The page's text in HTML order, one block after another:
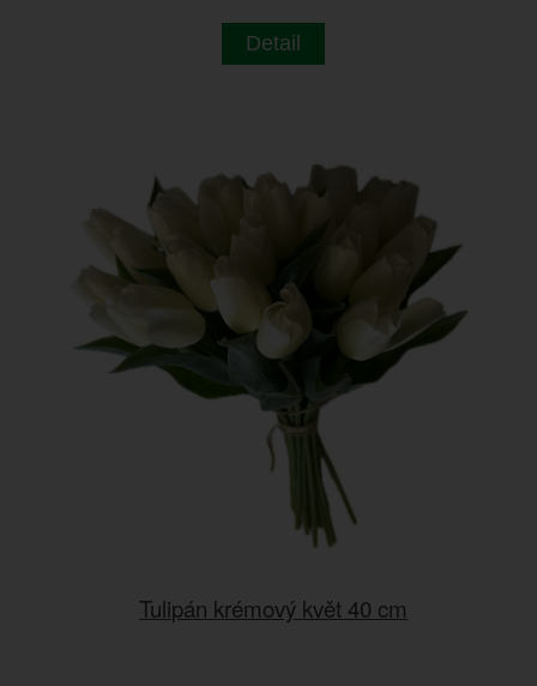
Detail
Tulipán krémový květ 40 cm